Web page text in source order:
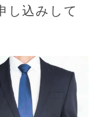
し込みして